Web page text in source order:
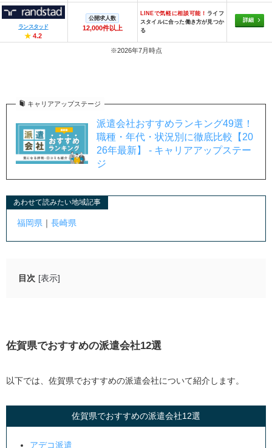
ランスタッド
★ 4.2
公開求人数
12,000件以上
LINEで気軽に相談可能！ ライフ
スタイルに合った働き方が見つか
る
詳細
※2026年7月時点
キャリアアップステージ
派遣会社おすすめランキング49選！
職種・年代・状況別に徹底比較【20
26年最新】 - キャリアアップステー
ジ
あわせて読みたい地域記事
福岡県 ｜長崎県
目次 [表示]
スタッフサービス（オー人事）
パソナ派遣
ランスタッド
佐賀県でおすすめの派遣会社12選
以下では、佐賀県でおすすめの派遣会社について紹介します。
佐賀県でおすすめの派遣会社12選
アデコ派遣